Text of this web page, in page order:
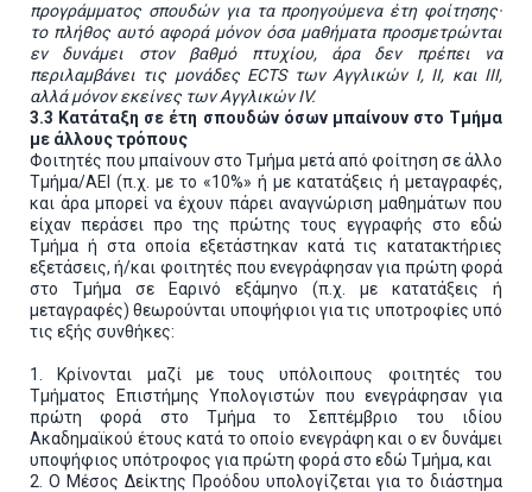
προγράμματος σπουδών για τα προηγούμενα έτη φοίτησης·
το πλήθος αυτό αφορά μόνον όσα μαθήματα προσμετρώνται
εν δυνάμει στον βαθμό πτυχίου, άρα δεν πρέπει να
περιλαμβάνει τις μονάδες ECTSτων Αγγλικών I, II, και III,
αλλά μόνον εκείνες των ΑγγλικώνIV.
3.3 Κατάταξη σε έτη σπουδών όσων μπαίνουν στο Τμήμα
με άλλους τρόπους
Φοιτητές που μπαίνουν στο Τμήμα μετά από φοίτηση σε άλλο
Τμήμα/ΑΕΙ (π.χ. με το «10%» ή με κατατάξεις ή μεταγραφές,
και άρα μπορεί να έχουν πάρει αναγνώριση μαθημάτων που
είχαν περάσει προ της πρώτης τους εγγραφής στο εδώ
Τμήμα ή στα οποία εξετάστηκαν κατά τις κατατακτήριες
εξετάσεις, ή/και φοιτητές που ενεγράφησαν για πρώτη φορά
στο Τμήμα σε Εαρινό εξάμηνο (π.χ. με κατατάξεις ή
μεταγραφές) θεωρούνται υποψήφιοι για τις υποτροφίες υπό
τις εξής συνθήκες:
1. Κρίνονται μαζί με τους υπόλοιπους φοιτητές του
Τμήματος Επιστήμης Υπολογιστών που ενεγράφησαν για
πρώτη φορά στο Τμήμα το Σεπτέμβριο του ιδίου
Ακαδημαϊκού έτους κατά το οποίο ενεγράφη και ο εν δυνάμει
υποψήφιος υπότροφος για πρώτη φορά στο εδώ Τμήμα, και
2. Ο Μέσος Δείκτης Προόδου υπολογίζεται για το διάστημα